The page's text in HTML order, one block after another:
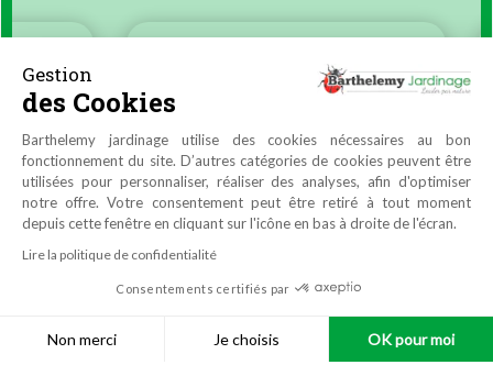
Réalisation
Azuracom
Gestion
des Cookies
Barthelemy jardinage utilise des cookies nécessaires au bon
fonctionnement du site. D’autres catégories de cookies peuvent être
utilisées pour personnaliser, réaliser des analyses, afin d'optimiser
notre offre. Votre consentement peut être retiré à tout moment
depuis cette fenêtre en cliquant sur l'icône en bas à droite de l'écran.
Lire la politique de confidentialité
Consentements certifiés par
Non merci Je choisis OK pour moi